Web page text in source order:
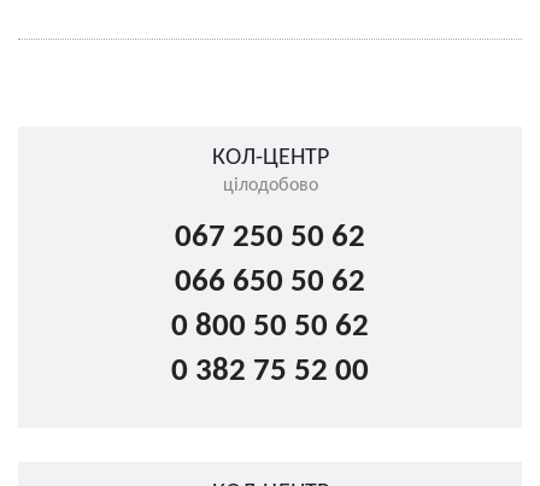
КОЛ-ЦЕНТР
цілодобово
067 250 50 62
066 650 50 62
0 800 50 50 62
0 382 75 52 00